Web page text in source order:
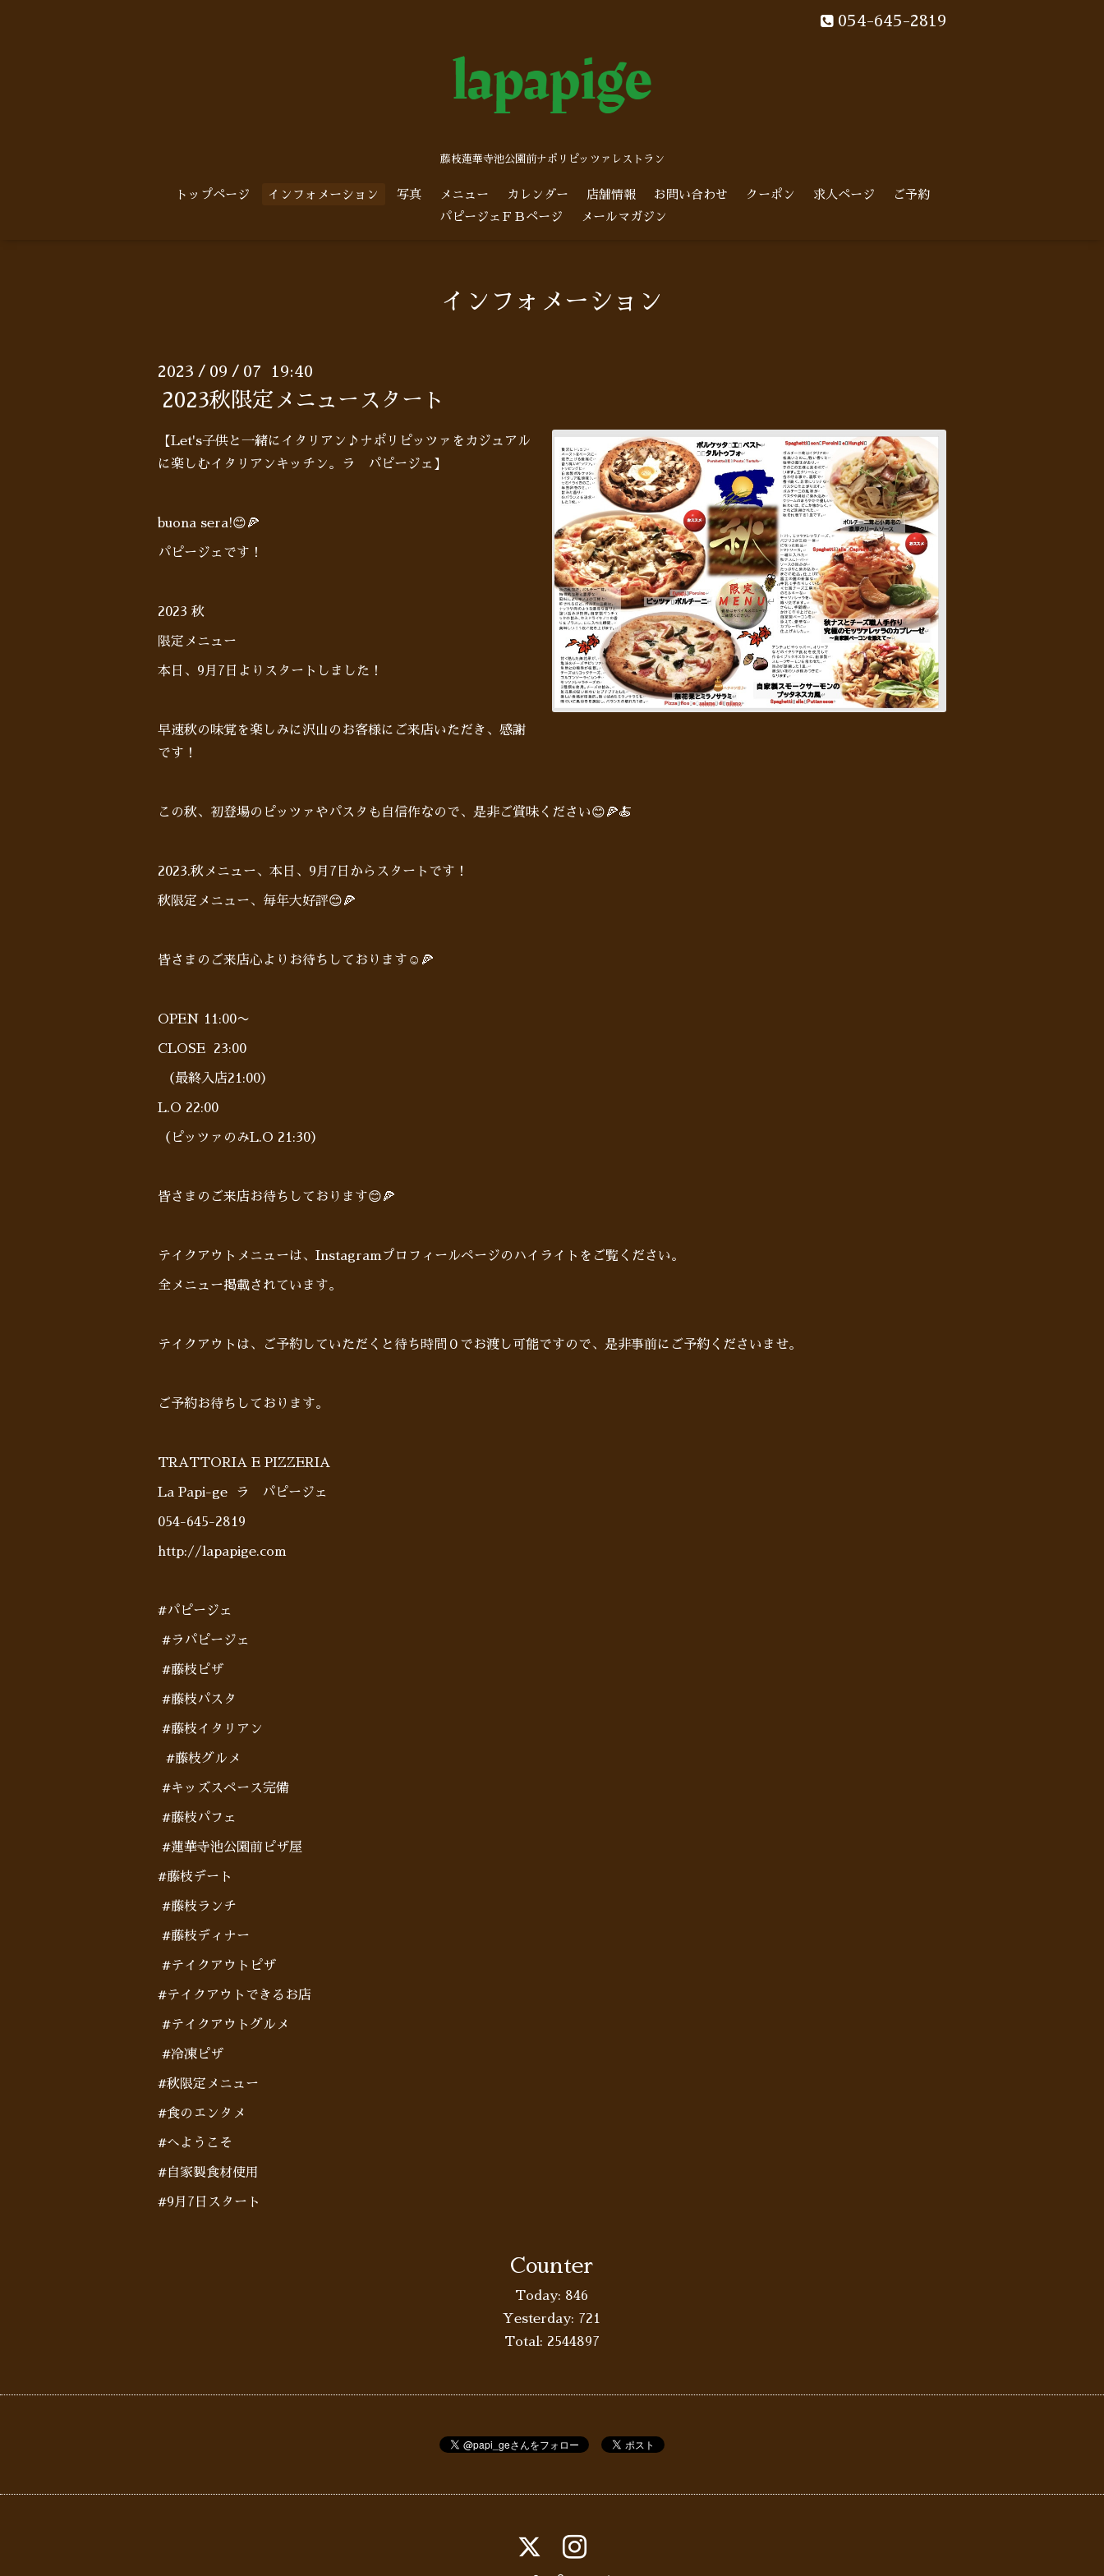
054-645-2819
藤枝蓮華寺池公園前ナポリピッツァレストラン
トップページ インフォメーション 写真 メニュー カレンダー 店舗情報 お問い合わせ クーポン 求人ページ
ご予約
パピージェＦＢページ
メールマガジン
インフォメーション
2023 / 09 / 07 19:40
2023秋限定メニュースタート
【Let's子供と一緒にイタリアン♪ナポリピッツァをカジュアル
に楽しむイタリアンキッチン。ラ パピージェ】
buona sera!😊🍕
パピージェです！
2023 秋
限定メニュー
本日、9月7日よりスタートしました！
早速秋の味覚を楽しみに沢山のお客様にご来店いただき、感謝
です！
この秋、初登場のピッツァやパスタも自信作なので、是非ご賞味ください😊🍕🍝
2023.秋メニュー、本日、9月7日からスタートです！
秋限定メニュー、毎年大好評😊🍕
皆さまのご来店心よりお待ちしております☺️🍕
OPEN 11:00〜
CLOSE 23:00
（最終入店21:00）
L.O 22:00
（ピッツァのみL.O 21:30）
皆さまのご来店お待ちしております😊🍕
テイクアウトメニューは、Instagramプロフィールページのハイライトをご覧ください。
全メニュー掲載されています。
テイクアウトは、ご予約していただくと待ち時間０でお渡し可能ですので、是非事前にご予約くださいませ。
ご予約お待ちしております。
TRATTORIA E PIZZERIA
La Papi-ge ラ パピージェ
054-645-2819
http://lapapige.com
#パピージェ
#ラパピージェ
#藤枝ピザ
#藤枝パスタ
#藤枝イタリアン
#藤枝グルメ
#キッズスペース完備
#藤枝パフェ
#蓮華寺池公園前ピザ屋
#藤枝デート
#藤枝ランチ
#藤枝ディナー
#テイクアウトピザ
#テイクアウトできるお店
#テイクアウトグルメ
#冷凍ピザ
#秋限定メニュー
#食のエンタメ
#へようこそ
#自家製食材使用
#9月7日スタート
Counter
Today: 846
Yesterday: 721
Total: 2544897